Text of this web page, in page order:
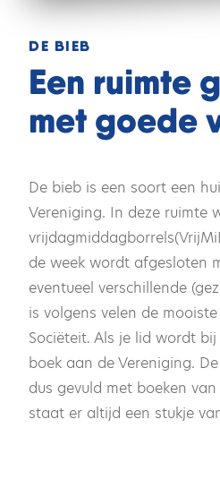
DE BIEB
Een ruimte
met goede
De bieb is een soort een
Vereniging. In deze ruimte
de week wordt afgesloten
eventueel verschillende
is volgens velen de
Sociëteit. Als je lid wordt
boek aan de Vereniging.
dus gevuld met boeken
staat er altijd een stukje